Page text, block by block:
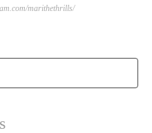
marithethrills/